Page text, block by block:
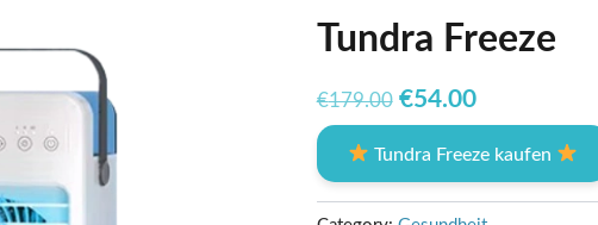
Tundra Freeze
€179.00 Original
was:
€179.00.
€54.00Current
is:
€54.00.
Tundra Freeze kaufen